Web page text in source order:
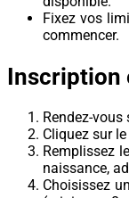
Fixez vos
commencer.
Inscription
Rendez-
Cliquez sur
Remplissez
naissance,
Choisissez